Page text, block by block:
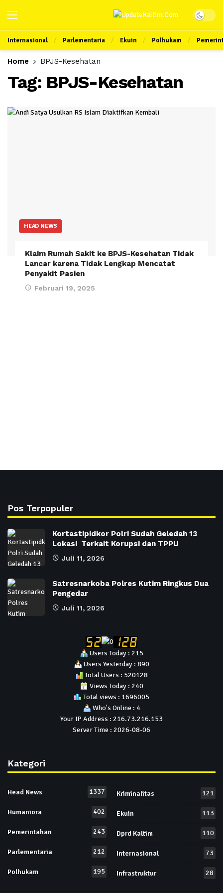
Internasional Parlementaria Ekuin Polhukam
Home BPJS-Kesehatan
Tag: BPJS-Kesehatan
HEAD NEWS
Klaim Rumah Sakit ke BPJS-Kesehatan Tidak
Lancar karena Tidak Lengkap Mencatat
Penyakit Pasien
Februari 19, 2025
Pos Terpopuler
Kortastipidkor Polri Sudah Geledah 13
Lokasi Terkait Korupsi dan TPPU
Juli 11, 2026
Satresnarkoba Polres Kutim Ringkus Dua
Pengedar
Juli 11, 2026
Users Today : 215
Users Yesterday : 890
Total Users : 520128
Views Today : 240
Total views : 1696005
Who's Online : 4
Your IP Address : 216.73.216.153
Server Time : 2026-08-06
Kategori
Head News 1337
Humaniora 402
Pemerintahan 243
Parlementaria 212
Polhukam 195
Kriminalitas 121
Ekuin 113
Dprd Kaltim 110
Internasional 73
Infrastruktur 28